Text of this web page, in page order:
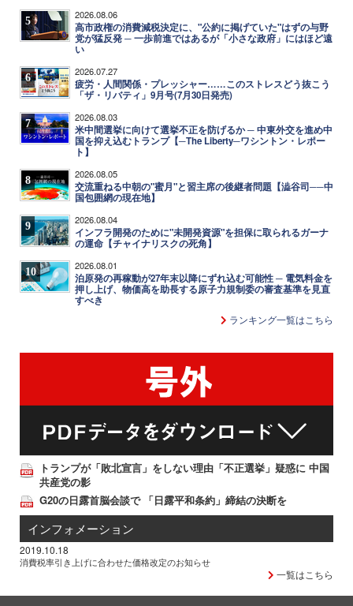
5 2026.08.06
高市政権の消費減税決定に、"公約に掲げていた"はずの与野
党が猛反発 ─ 一歩前進ではあるが「小さな政府」にはほど遠
い
6 2026.07.27
疲労・人間関係・プレッシャー……このストレスどう抜こう
「ザ・リバティ」9月号(7月30日発売)
7 2026.08.03
米中間選挙に向けて選挙不正を防げるか ─ 中東外交を進め中
国を抑え込むトランプ【─The Liberty─ワシントン・レポー
ト】
8 2026.08.05
交流重ねる中朝の"蜜月"と習主席の後継者問題【澁谷司──中
国包囲網の現在地】
9 2026.08.04
インフラ開発のために"未開発資源"を担保に取られるガーナ
の運命【チャイナリスクの死角】
10 2026.08.01
泊原発の再稼動が27年末以降にずれ込む可能性 ─ 電気料金を
押し上げ、物価高を助長する原子力規制委の審査基準を見直
すべき
ランキング一覧はこちら
トランプが「敗北宣言」をしない理由「不正選挙」疑惑に 中国
共産党の影
G20の日露首脳会談で 「日露平和条約」締結の決断を
インフォメーション
2019.10.18
消費税率引き上げに合わせた価格改定のお知らせ
一覧はこちら